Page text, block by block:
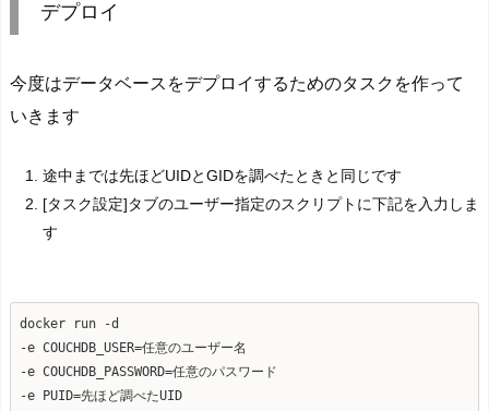
デプロイ
今度はデータベースをデプロイするためのタスクを作って
いきます
途中までは先ほどUIDとGIDを調べたときと同じです
[タスク設定]タブのユーザー指定のスクリプトに下記を入力しま
す
docker run -d
-e COUCHDB_USER=任意のユーザー名
-e COUCHDB_PASSWORD=任意のパスワード
-e PUID=先ほど調べたUID